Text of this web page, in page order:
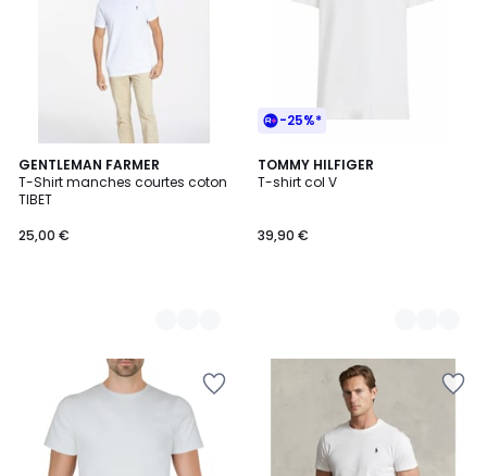
GENTLEMAN FARMER
T-Shirt manches courtes coton
TIBET
25,00 €
12
Couleurs
-25%*
TOMMY HILFIGER
T-shirt col V
39,90 €
3
Couleurs